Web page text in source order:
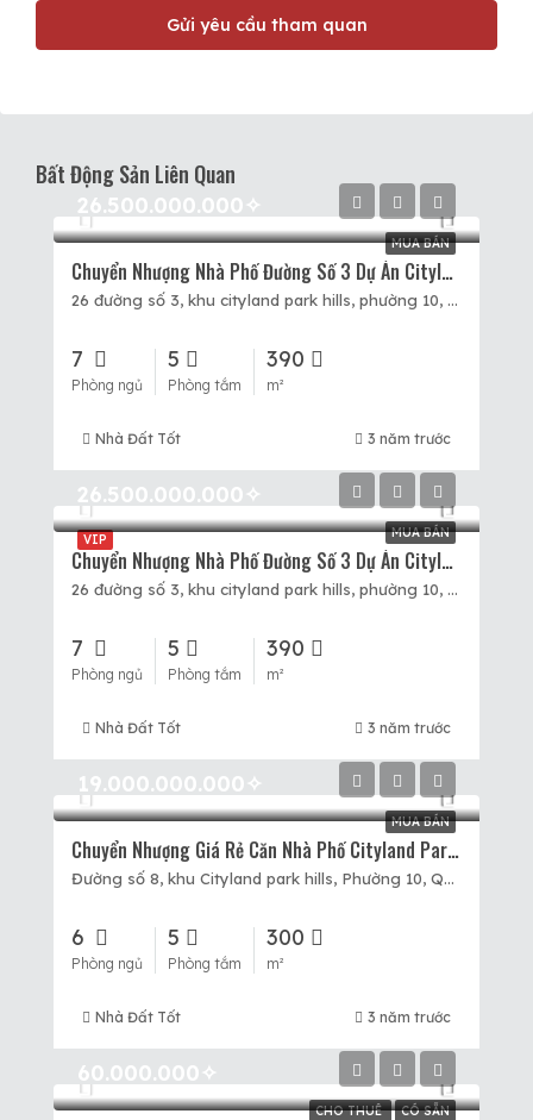
Gửi yêu cầu tham quan
Bất Động Sản Liên Quan
MUA BÁN
26.500.000.000✧
Chuyển Nhượng Nhà Phố Đường Số 3 Dự Án Cityland Park Hills, 5×20, 5 Tầng, Giá 26,5 Tỷ.
26 đường số 3, khu cityland park hills, phường 10, Quận Gò Vấp, Hồ Chí Minh
7
Phòng ngủ
5
Phòng tắm
390
m²
Nhà Đất Tốt 3 năm trước
VIP MUA BÁN
26.500.000.000✧
Chuyển Nhượng Nhà Phố Đường Số 3 Dự Án Cityland Park Hills, 5×20, 5 Tầng, Giá 26,5 Tỷ.
26 đường số 3, khu cityland park hills, phường 10, Quận Gò Vấp, Hồ Chí Minh
7
Phòng ngủ
5
Phòng tắm
390
m²
Nhà Đất Tốt 3 năm trước
MUA BÁN
19.000.000.000✧
Chuyển Nhượng Giá Rẻ Căn Nhà Phố Cityland Park Hills, 5×20, 1 Hầm ,4 Tầng, Hướng ĐN, 19 Tỷ
Đường số 8, khu Cityland park hills, Phường 10, Quận Gò Vấp, Hồ Chí Minh
6
Phòng ngủ
5
Phòng tắm
300
m²
Nhà Đất Tốt 3 năm trước
CHO THUÊ CÓ SẴN
60.000.000✧